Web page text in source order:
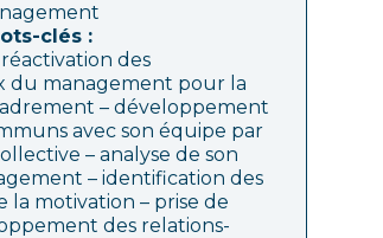
clés :
des
du management pour la
– développement
avec son équipe par
– analyse de son
– identification des
la motivation – prise de
des relations-